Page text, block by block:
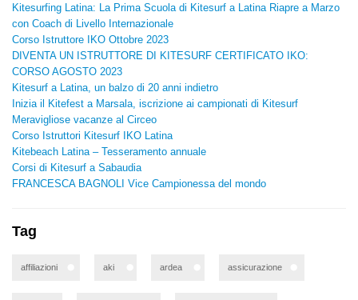
Kitesurfing Latina: La Prima Scuola di Kitesurf a Latina Riapre a Marzo
con Coach di Livello Internazionale
Corso Istruttore IKO Ottobre 2023
DIVENTA UN ISTRUTTORE DI KITESURF CERTIFICATO IKO:
CORSO AGOSTO 2023
Kitesurf a Latina, un balzo di 20 anni indietro
Inizia il Kitefest a Marsala, iscrizione ai campionati di Kitesurf
Meravigliose vacanze al Circeo
Corso Istruttori Kitesurf IKO Latina
Kitebeach Latina – Tesseramento annuale
Corsi di Kitesurf a Sabaudia
FRANCESCA BAGNOLI Vice Campionessa del mondo
Tag
affiliazioni aki ardea assicurazione